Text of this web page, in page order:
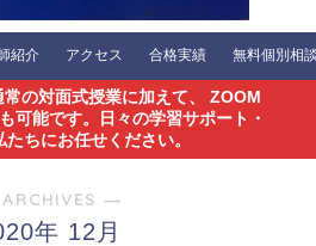
紹介 アクセス 合格実績 無料個別相
の対面式授業に加えて、 ZOOM
可能です。日々の学習サポート・
ちにお任せください。
―
年 12月